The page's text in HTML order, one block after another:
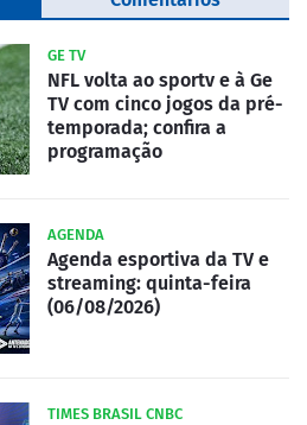
GE TV
NFL volta ao sportv e à Ge
TV com cinco jogos da pré-
temporada; confira a
programação
AGENDA
Agenda esportiva da TV e
streaming: quinta-feira
(06/08/2026)
TIMES BRASIL CNBC